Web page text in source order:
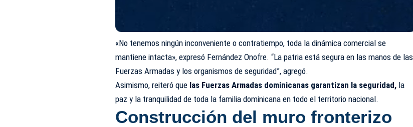
«No tenemos ningún inconveniente o contratiempo, toda la dinámica comercial se
mantiene intacta», expresó Fernández Onofre. “La patria está segura en las manos de las
Fuerzas Armadas y los organismos de seguridad”, agregó.
Asimismo, reiteró que las Fuerzas Armadas dominicanas garantizan la seguridad, la
paz y la tranquilidad de toda la familia dominicana en todo el territorio nacional.
Construcción del muro fronterizo